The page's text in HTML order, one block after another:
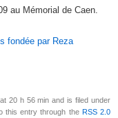
au Mémorial de Caen.
fondée par Reza
20 h 56 min and is filed under
this entry through the RSS 2.0